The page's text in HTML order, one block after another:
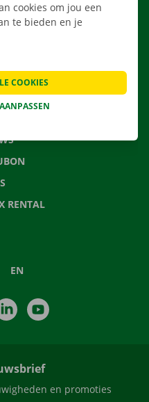
ONS
RENTAL
EN
LinkedIn
en promoties
cookies om jou een
te bieden en je
COOKIES